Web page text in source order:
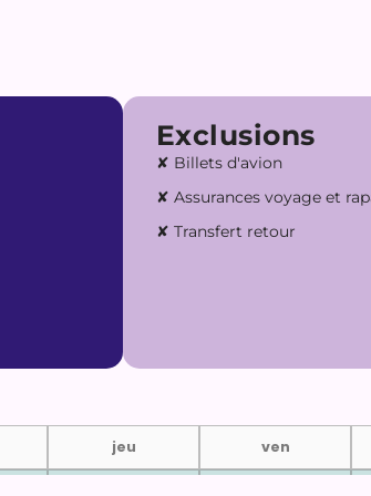
Exclusions
✘ Billets d'avion
✘ Assurances voyage et
✘ Transfert retour
jeu ven